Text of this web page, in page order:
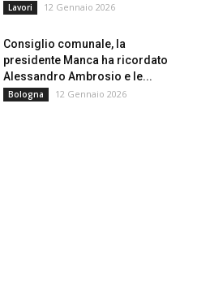
Lavori 12 Gennaio 2026
Consiglio comunale, la
presidente Manca ha ricordato
Alessandro Ambrosio e le...
Bologna 12 Gennaio 2026